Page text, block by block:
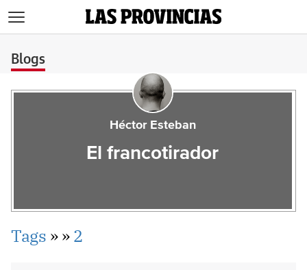
Blogs
Héctor Esteban
El francotirador
Tags »»2